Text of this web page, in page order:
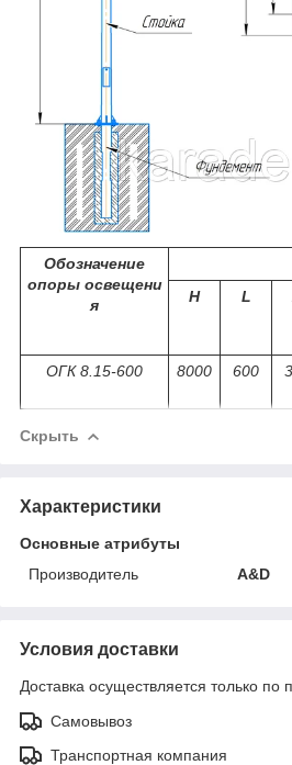
Обозначение
опоры освещени
я
Н
L
ОГК 8.15-600 8000 600
Скрыть
Характеристики
Основные атрибуты
Производитель
A&D
Условия доставки
Доставка осуществляется только по
Самовывоз
Транспортная компания